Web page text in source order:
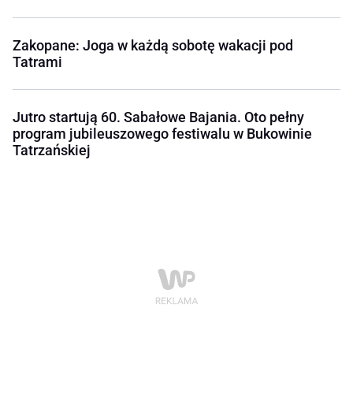
Zakopane: Joga w każdą sobotę wakacji pod
Tatrami
Jutro startują 60. Sabałowe Bajania. Oto pełny
program jubileuszowego festiwalu w Bukowinie
Tatrzańskiej